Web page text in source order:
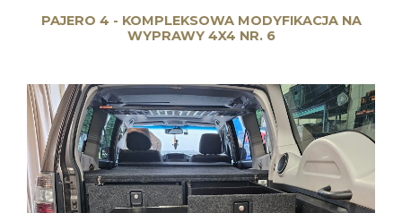
PAJERO 4 - KOMPLEKSOWA MODYFIKACJA NA
WYPRAWY 4X4 NR. 6